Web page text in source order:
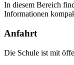
In diesem Bereich
Informationen
Anfahrt
Die Schule ist mit